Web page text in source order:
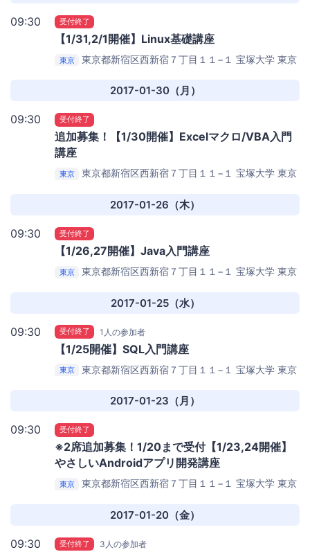
09:30 受付終了
【1/31,2/1開催】Linux基礎講座
東京
東京都新宿区西新宿７丁目１１−１ 宝塚大学 東京
エパノ プログラミング スクール（西新宿）
2017-01-30（月）
09:30 受付終了
追加募集！【1/30開催】Excelマクロ/VBA入門
講座
東京
東京都新宿区西新宿７丁目１１−１ 宝塚大学 東京
エパノ プログラミング スクール（西新宿）
2017-01-26（木）
09:30 受付終了
【1/26,27開催】Java入門講座
東京
東京都新宿区西新宿７丁目１１−１ 宝塚大学 東京
エパノ プログラミング スクール（西新宿）
2017-01-25（水）
09:30 受付終了 1人の参加者
【1/25開催】SQL入門講座
東京
東京都新宿区西新宿７丁目１１−１ 宝塚大学 東京
エパノ プログラミング スクール（西新宿）
2017-01-23（月）
09:30 受付終了
※2席追加募集！1/20まで受付【1/23,24開催】
やさしいAndroidアプリ開発講座
東京
東京都新宿区西新宿７丁目１１−１ 宝塚大学 東京
エパノ プログラミング スクール（西新宿）
2017-01-20（金）
09:30 受付終了 3人の参加者